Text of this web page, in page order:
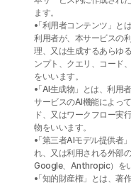
ます。
「利用者コンテンツ」と
利用者が、本サービスの
理、又は生成するあらゆ
ンプト、クエリ、コード
をいいます。
「AI生成物」とは、利用
サービスのAI機能によっ
ド、又はワークフロー実
物をいいます。
「第三者AIモデル提供者
れ、又は利用される外部
Google、Anthropic）をい
「知的財産権」とは、著